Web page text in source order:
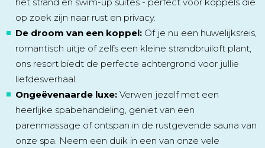
op zoek zijn naar rust en privacy.
De droom van een koppel: Of je nu een huwelijksreis,
romantisch uitje of zelfs een kleine strandbruiloft plant,
ons resort biedt de perfecte achtergrond voor jullie
liefdesverhaal.
Ongeëvenaarde luxe: Verwen jezelf met een
heerlijke spabehandeling, geniet van een
parenmassage of ontspan in de rustgevende sauna van
onze spa. Neem een duik in een van onze vele